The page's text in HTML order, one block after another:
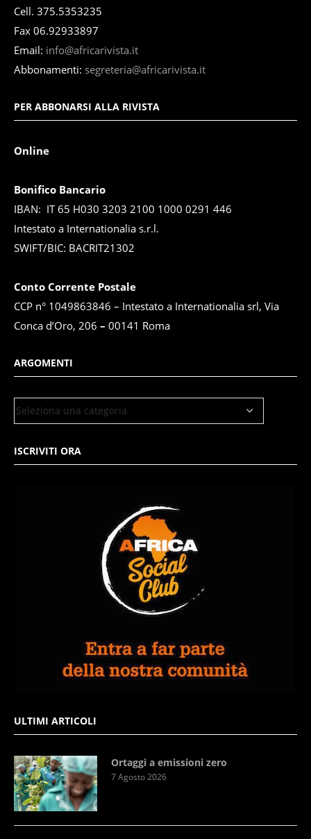
Cell. 375.5353235
Fax 06.92933897
Email: info@africarivista.it
Abbonamenti: segreteria@africarivista.it
PER ABBONARSI ALLA RIVISTA
Online
Bonifico Bancario
IBAN: IT 65 H030 3203 2100 1000 0291 446
Intestato a Internationalia s.r.l.
SWIFT/BIC: BACRIT21302
Conto Corrente Postale
CCP n° 1049863846 – Intestato a Internationalia srl, Via
Conca d’Oro, 206 – 00141 Roma
ARGOMENTI
ISCRIVITI ORA
ULTIMI ARTICOLI
Ortaggi a emissioni zero
7 Agosto 2026